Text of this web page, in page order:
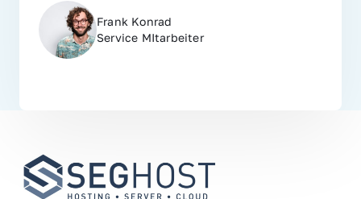
Frank Konrad
Service MItarbeiter